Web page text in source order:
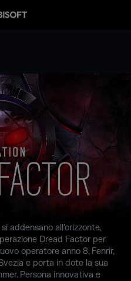
addensano all'orizzonte,
Dread Factor per
operatore anno 8, Fenrir,
e porta in dote la sua
Persona innovativa e